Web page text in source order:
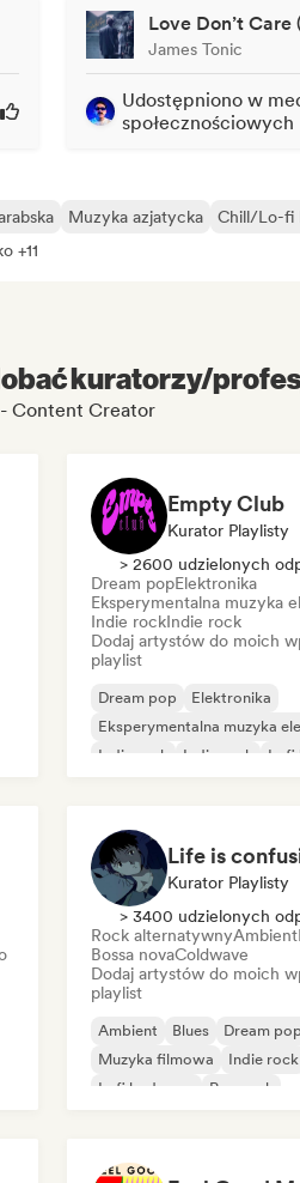
Love Don’t Care
James Tonic
Udostępniono w
społecznościowych
Muzyka azjatycka
Chill/Lo-fi
+11
kuratorzy/
Content Creator
Empty Club
Kurator Playlisty
> 2600 udzielonych
Dream popElektronika
Eksperymentalna muzyka
Indie rockIndie rock
Dodaj artystów do moich
playlist
Dream pop
Elektronika
Eksperymentalna muzyka
Indie rock
Indie rock
Lofi
Life is
Kurator Playlisty
> 3400 udzielonych
Rock alternatywnyAmbient
Bossa novaColdwave
Dodaj artystów do moich
playlist
Ambient Blues
Dream pop
Muzyka filmowa
Indie rock
Lofi bedroom
Pop rock